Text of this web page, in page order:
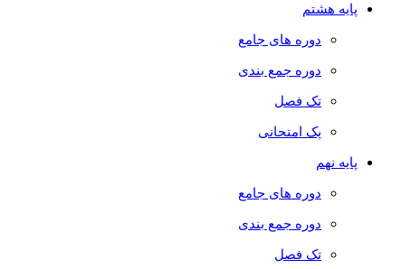
پایه هشتم
دوره های جامع
دوره جمع بندی
تک فصل
پک امتحانی
پایه نهم
دوره های جامع
دوره جمع بندی
تک فصل